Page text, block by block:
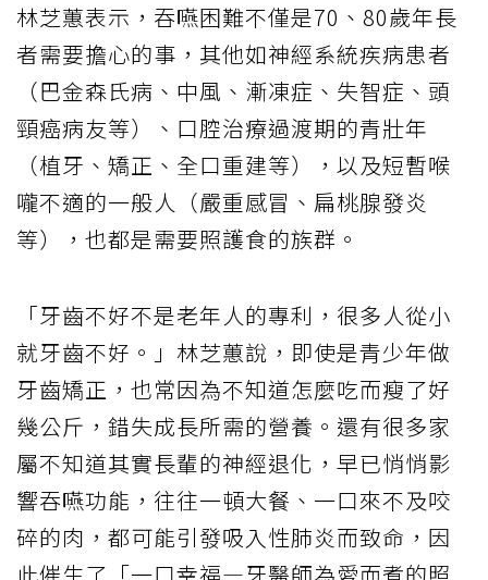
林芝蕙表示，吞嚥困難不僅是70、80歲年長
者需要擔心的事，其他如神經系統疾病患者
（巴金森氏病、中風、漸凍症、失智症、頭
頸癌病友等）、口腔治療過渡期的青壯年
（植牙、矯正、全口重建等），以及短暫喉
嚨不適的一般人（嚴重感冒、扁桃腺發炎
等），也都是需要照護食的族群。
「牙齒不好不是老年人的專利，很多人從小
就牙齒不好。」林芝蕙說，即使是青少年做
牙齒矯正，也常因為不知道怎麼吃而瘦了好
幾公斤，錯失成長所需的營養。還有很多家
屬不知道其實長輩的神經退化，早已悄悄影
響吞嚥功能，往往一頓大餐、一口來不及咬
碎的肉，都可能引發吸入性肺炎而致命，因